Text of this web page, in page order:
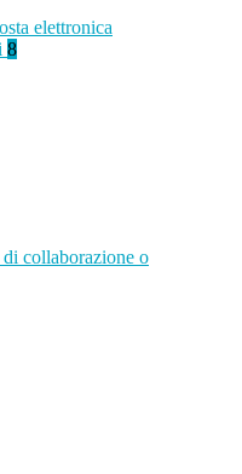
elettronica
8
collaborazione o